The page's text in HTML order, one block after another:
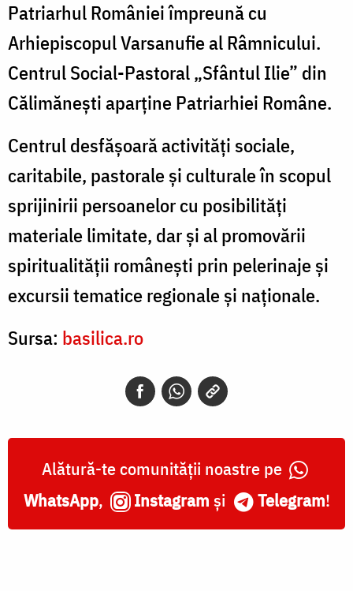
Patriarhul României împreună cu
Arhiepiscopul Varsanufie al Râmnicului.
Centrul Social-Pastoral „Sfântul Ilie” din
Călimănești aparține Patriarhiei Române.
Centrul desfășoară activități sociale,
caritabile, pastorale și culturale în scopul
sprijinirii persoanelor cu posibilități
materiale limitate, dar și al promovării
spiritualității românești prin pelerinaje și
excursii tematice regionale și naționale.
Sursa: basilica.ro
Alătură-te comunității noastre pe
WhatsApp, Instagram și Telegram!